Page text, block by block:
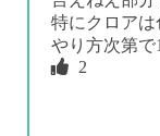
特にクロア
やり方次第で
2